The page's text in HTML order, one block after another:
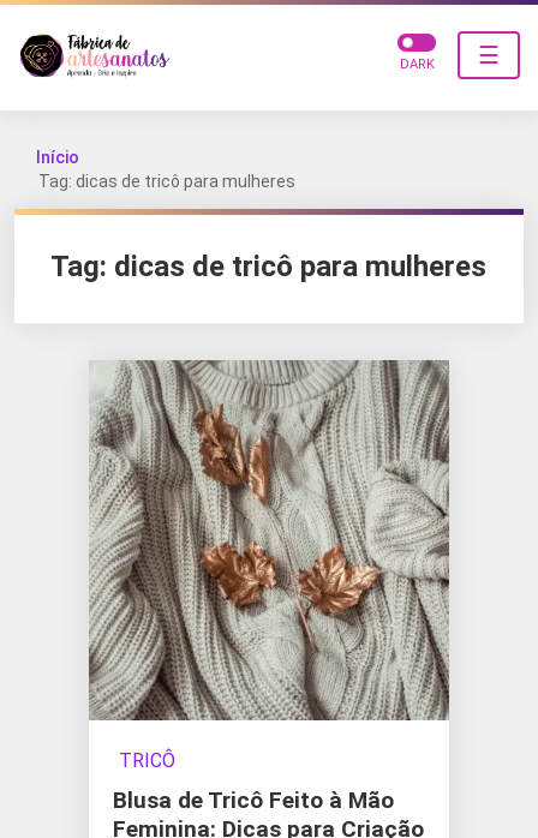
☰
DARK
Início
Tag: dicas de tricô para mulheres
Tag: dicas de tricô para mulheres
TRICÔ
Blusa de Tricô Feito à Mão
Feminina: Dicas para Criação